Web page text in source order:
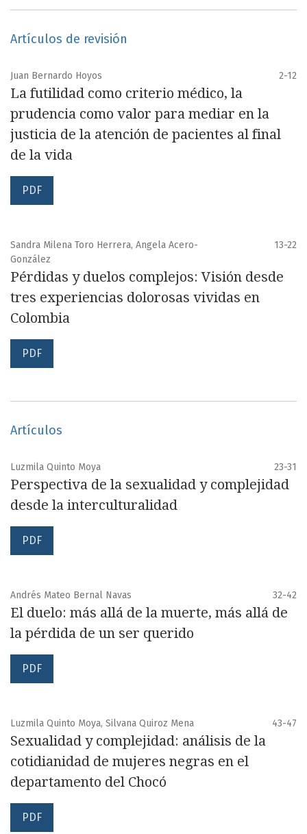
Artículos de revisión
Juan Bernardo Hoyos 2-12
La futilidad como criterio médico, la
prudencia como valor para mediar en la
justicia de la atención de pacientes al final
de la vida
PDF
Sandra Milena Toro Herrera, Angela Acero-
González
13-22
Pérdidas y duelos complejos: Visión desde
tres experiencias dolorosas vividas en
Colombia
PDF
Artículos
Luzmila Quinto Moya 23-31
Perspectiva de la sexualidad y complejidad
desde la interculturalidad
PDF
Andrés Mateo Bernal Navas 32-42
El duelo: más allá de la muerte, más allá de
la pérdida de un ser querido
PDF
Luzmila Quinto Moya, Silvana Quiroz Mena 43-47
Sexualidad y complejidad: análisis de la
cotidianidad de mujeres negras en el
departamento del Chocó
PDF